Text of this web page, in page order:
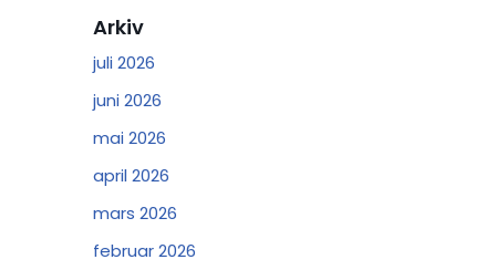
Arkiv
juli 2026
juni 2026
mai 2026
april 2026
mars 2026
februar 2026